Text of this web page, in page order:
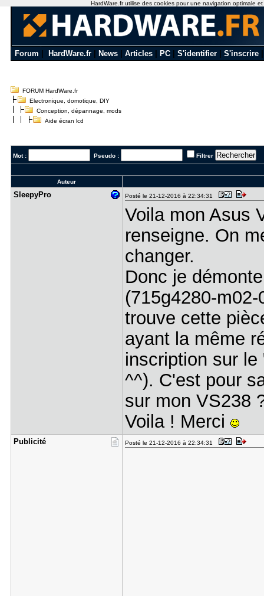
Forum HardWare.fr News Articles PC S'identifier S'inscrire
FORUM HardWare.fr
Electronique, domotique, DIY
Conception, dépannage, mods
Aide écran lcd
Mot : Pseudo : Filtrer
Auteur
SleepyPro Posté le 21-12-2016 à 22:34:31
Voila mon Asus
renseigne. On
changer.
Donc je
(715g4280-
trouve cette
ayant la même
inscription sur
^^). C'est pour
sur mon VS238
Voila ! Merci
Publicité Posté le 21-12-2016 à 22:34:31
HardWare.fr utilise des cookies pour une navigation optimale